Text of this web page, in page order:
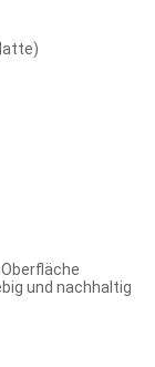
und nachhaltig